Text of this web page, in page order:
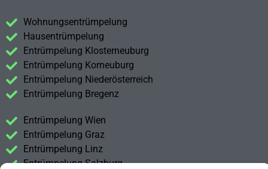
Wohnungsentrümpelung
Hausentrümpelung
Entrümpelung Klosterneuburg
Entrümpelung Korneuburg
Entrümpelung Niederösterreich
Entrümpelung Bregenz
Entrümpelung Wien
Entrümpelung Graz
Entrümpelung Linz
Entrümpelung Salzburg